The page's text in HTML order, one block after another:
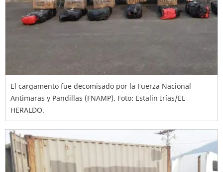
El cargamento fue decomisado por la Fuerza Nacional
Antimaras y Pandillas (FNAMP). Foto: Estalin Irías/EL
HERALDO.